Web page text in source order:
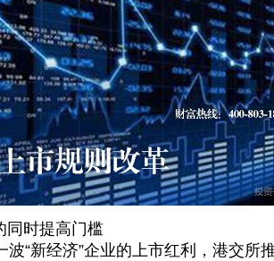
同时提高门槛
“新经济”企业的上市红利，港交所